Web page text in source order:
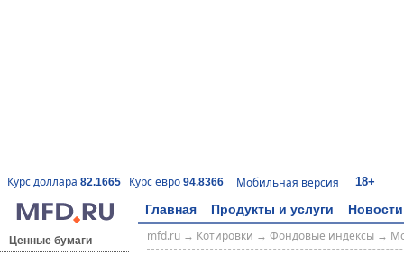
Курс доллара 82.1665 Курс евро 94.8366 Мобильная версия 18+
Главная Продукты и услуги Новости
Ценные бумаги
mfd.ru→ Котировки → Фондовые индексы→